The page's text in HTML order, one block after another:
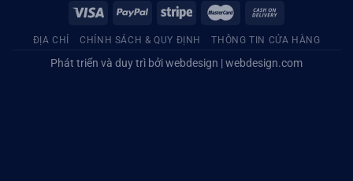
ĐỊA CHỈ CHÍNH SÁCH & QUY ĐỊNH THÔNG TIN CỬA HÀNG
Phát triển và duy trì bởiwebdesign |webdesign.com